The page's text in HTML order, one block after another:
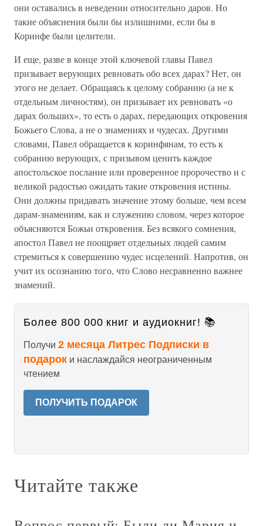
они оставались в неведении относительно даров. Но
такие объяснения были бы излишними, если бы в
Коринфе были целители.
И еще, разве в конце этой ключевой главы Павел
призывает верующих ревновать обо всех дарах? Нет, он
этого не делает. Обращаясь к целому собранию (а не к
отдельным личностям), он призывает их ревновать «о
дарах больших», то есть о дарах, передающих откровения
Божьего Слова, а не о знамениях и чудесах. Другими
словами, Павел обращается к коринфянам, то есть к
собранию верующих, с призывом ценить каждое
апостольское послание или проверенное пророчество и с
великой радостью ожидать такие откровения истины.
Они должны придавать значение этому больше, чем всем
дарам-знамениям, как и служению словом, через которое
объясняются Божьи откровения. Без всякого сомнения,
апостол Павел не поощряет отдельных людей самим
стремиться к совершению чудес исцелений. Напротив, он
учит их осознанию того, что Слово несравненно важнее
знамений.
Более 800 000 книг и аудиокниг! 📚
Получи 2 месяца Литрес Подписки в
подарок и наслаждайся неограниченным
чтением
ПОЛУЧИТЬ ПОДАРОК
Читайте также